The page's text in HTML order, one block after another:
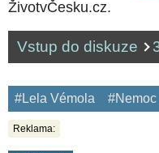
ŽivotvČesku.cz.
Vstup do diskuze
#Lela Vémola #Nemoc
Reklama: